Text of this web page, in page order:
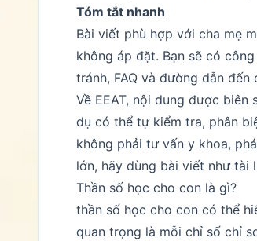
Tóm tắt nhanh
Bài viết phù hợp với cha mẹ
không áp đặt. Bạn sẽ có
tránh, FAQ và đường dẫn
Về EEAT, nội dung được
dụ có thể tự kiểm tra, phân
không phải tư vấn y khoa,
lớn, hãy dùng bài viết như tài
Thần số học cho con là gì?
thần số học cho con có thể
quan trọng là mỗi chỉ số chỉ